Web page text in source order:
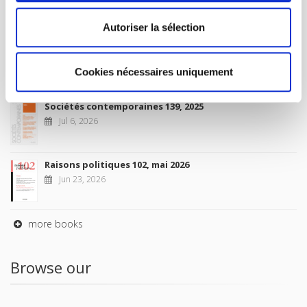
Autoriser la sélection
Cookies nécessaires uniquement
2026
Revue française de sociologie 66 3/4, juillet-décembre
Jul 7, 2026
Sociétés contemporaines 139, 2025
Jul 6, 2026
Raisons politiques 102, mai 2026
Jun 23, 2026
more books
Browse our